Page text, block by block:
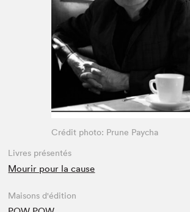
Espace médias
Crédit photo: Prune Paycha
Livres présentés
Mourir pour la cause
Maisons d'édition